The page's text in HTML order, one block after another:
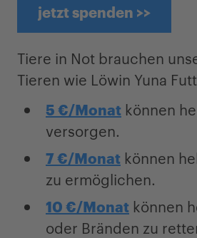
jetzt spenden >>
Tiere in Not brauchen
Tieren wie Löwin Yuna
5 €/Monat können
versorgen.
7 €/Monat können
zu ermöglichen.
10 €/Monat können
oder Bränden zu